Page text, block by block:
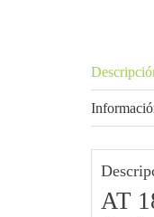
AT